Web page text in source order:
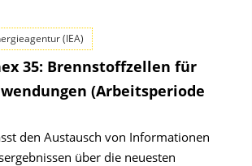
(IEA)
35: Brennstoffzellen für
(Arbeitsperiode
den Austausch von Informationen
über die neuesten